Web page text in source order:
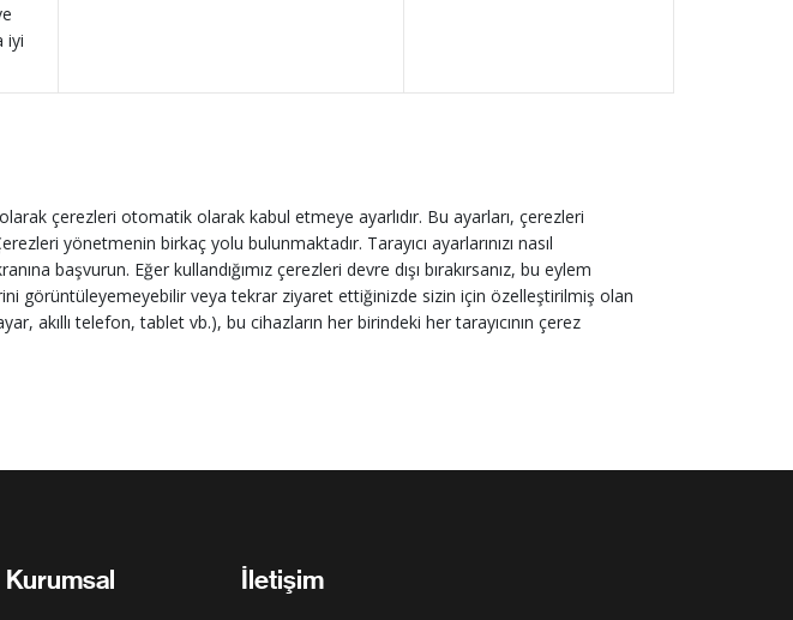
iyi
çerezleri otomatik olarak kabul etmeye ayarlıdır. Bu ayarları, çerezleri
yönetmenin birkaç yolu bulunmaktadır. Tarayıcı ayarlarınızı nasıl
başvurun. Eğer kullandığımız çerezleri devre dışı bırakırsanız, bu eylem
görüntüleyemeyebilir veya tekrar ziyaret ettiğinizde sizin için özelleştirilmiş olan
akıllı telefon, tablet vb.), bu cihazların her birindeki her tarayıcının çerez
Kurumsal İletişim